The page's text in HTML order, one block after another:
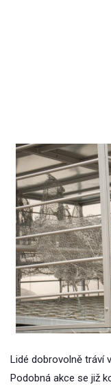
Lidé dobrovolně tráví
Podobná akce se již